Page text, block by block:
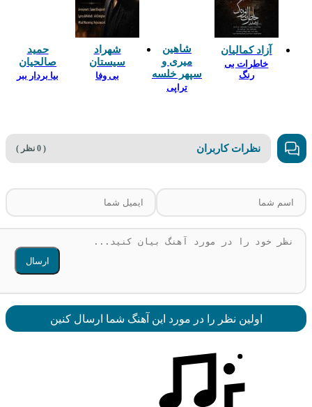
آزاد کمالیان
خاطرات بی
شاهین
میری و
سپهر خلسه
تراپی
شهراد
سیستان
بی وفا
حمید
صالحیان
بیا بردار ببر
نظرات کاربران
ارسال
اولین نظر را در مورد این آهنگ شما ارسال کنین